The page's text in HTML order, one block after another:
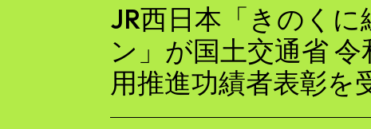
JR西日本「きのく
ン」が国土交通省
用推進功績者表彰を